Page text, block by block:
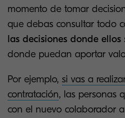
momento de tomar
que debas consultar todo
las decisiones donde ellos
donde puedan aportar
Por ejemplo, si vas a
contratación, las personas
con el nuevo colaborador